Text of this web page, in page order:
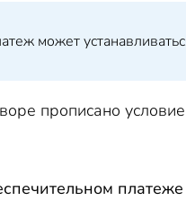
может
прописано